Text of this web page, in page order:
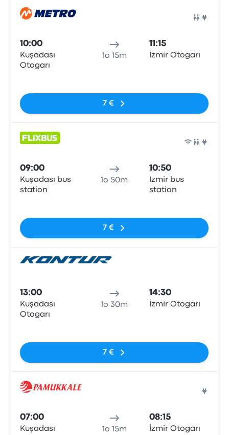
10:00
Kuşadası
Otogarı
1o 15m
11:15
İzmir Otogarı
7 €
09:00
Kuşadası bus
station
1o 50m
10:50
Izmir bus
station
7 €
13:00
Kuşadası
Otogarı
1o 30m
14:30
İzmir Otogarı
7 €
07:00
Kuşadası
1o 15m
08:15
İzmir Otogarı